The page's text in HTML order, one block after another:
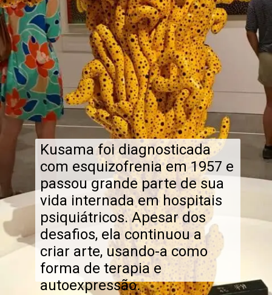
Kusama foi diagnosticada
com esquizofrenia em 1957 e
passou grande parte de sua
vida internada em hospitais
psiquiátricos. Apesar dos
desafios, ela continuou a
criar arte, usando-a como
forma de terapia e
autoexpressão.